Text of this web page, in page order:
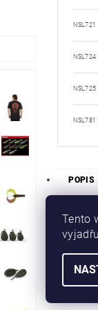
NSL721
NSL724
NSL725
NSL781
POPIS
Tyto
v tlamě
Tento